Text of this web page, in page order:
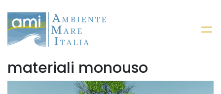
materiali monouso